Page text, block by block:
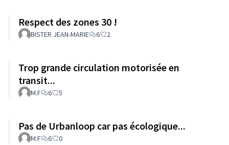
Respect des zones 30 !
BISTER JEAN-MARIE 6 2
Trop grande circulation motorisée en
transit...
M.F 6 5
Pas de Urbanloop car pas écologique...
M.F 6 0